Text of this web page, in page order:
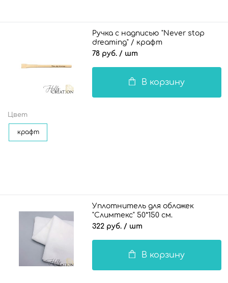
Ручка с надписью "Never stop
dreaming" / крафт
78 руб. / шт
В корзину
Цвет
крафт
Уплотнитель для обложек
"Слимтекс" 50*150 см.
322 руб. / шт
В корзину